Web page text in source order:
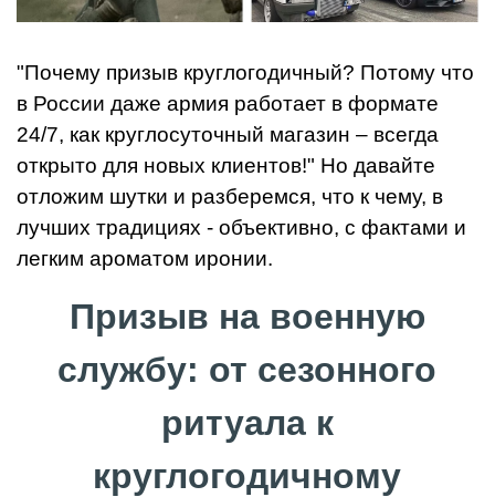
"Почему призыв круглогодичный? Потому что
в России даже армия работает в формате
24/7, как круглосуточный магазин – всегда
открыто для новых клиентов!" Но давайте
отложим шутки и разберемся, что к чему, в
лучших традициях - объективно, с фактами и
легким ароматом иронии.
Призыв на военную
службу: от сезонного
ритуала к
круглогодичному